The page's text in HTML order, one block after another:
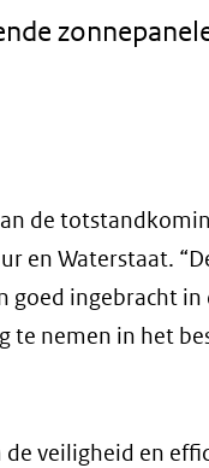
de
en Waterstaat.
goed ingebracht in
nemen in het
veiligheid en